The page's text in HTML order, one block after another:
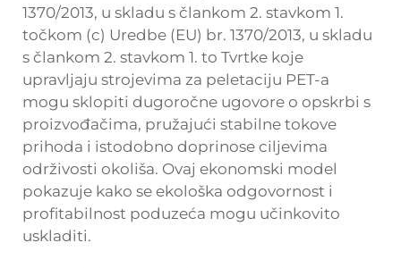
1370/2013, u skladu s člankom 2. stavkom 1.
točkom (c) Uredbe (EU) br. 1370/2013, u skladu
s člankom 2. stavkom 1. to Tvrtke koje
upravljaju strojevima za peletaciju PET-a
mogu sklopiti dugoročne ugovore o opskrbi s
proizvođačima, pružajući stabilne tokove
prihoda i istodobno doprinose ciljevima
održivosti okoliša. Ovaj ekonomski model
pokazuje kako se ekološka odgovornost i
profitabilnost poduzeća mogu učinkovito
uskladiti.